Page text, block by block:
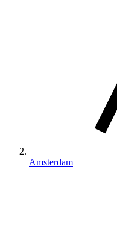
Amsterdam